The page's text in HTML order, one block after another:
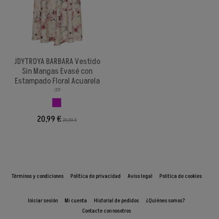
JDYTROYA BARBARA Vestido
Sin Mangas Evasé con
Estampado Floral Acuarela
JDY
20,99 € 29,99 €
Términos y condiciones Política de privacidad Aviso legal Política de cookies
Iniciar sesión Mi cuenta Historial de pedidos
¿Quiénes somos?
Contacte con nosotros